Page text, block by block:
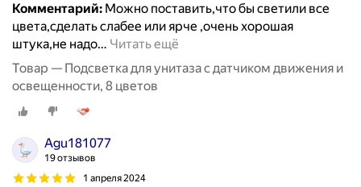
Комментарий: Можно поставить,что бы светили все
цвета,сделать слабее или ярче ,очень хорошая
штука,не надо… Читать ещё
Товар — Подсветка для унитаза с датчиком движения и
освещенности, 8 цветов
Agu181077
19 отзывов
1 апреля 2024